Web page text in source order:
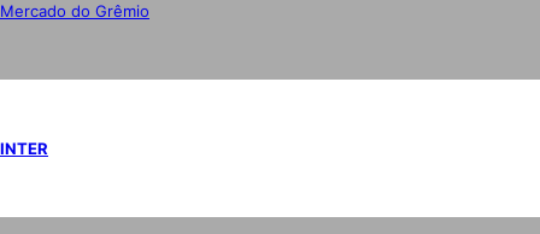
Mercado do Grêmio
INTER